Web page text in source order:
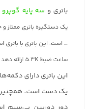
العاده همه کاره،
خیلی چیزهای دیگر
این باتری دارای
باتری و سه پایه گوپرو
یک دستگیره باتری ممتاز و
… است. این باتری با باتری
ساعت ضبط 5.3K ارائه دهد – در مجموع 3 برابر زمان اجرای معمولی.
این باتری دارای
یک دست است. همچنین